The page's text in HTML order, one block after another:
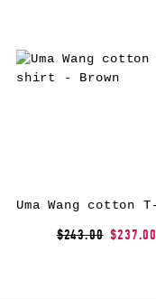
$243.00 $237.00